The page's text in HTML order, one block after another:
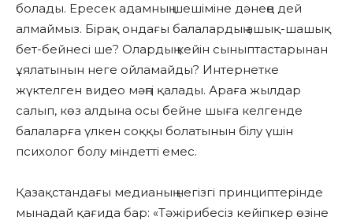
болады. Ересек адамның шешіміне дәнеңе дей
алмаймыз. Бірақ ондағы балалардың ашық-шашық
бет-бейнесі ше? Олардың кейін сыныптастарынан
ұялатынын неге ойламайды? Интернетке
жүктелген видео мәңгі қалады. Араға жылдар
салып, көз алдына осы бейне шыға келгенде
балаларға үлкен соққы болатынын білу үшін
психолог болу міндетті емес.
Қазақстандағы медианың негізгі принциптерінде
мынадай қағида бар: «Тәжірибесіз кейіпкер өзіне